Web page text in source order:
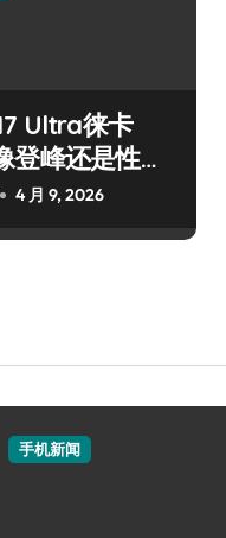
Ultra徕卡
登峰还是性能
4 月 9, 2026
手机新闻